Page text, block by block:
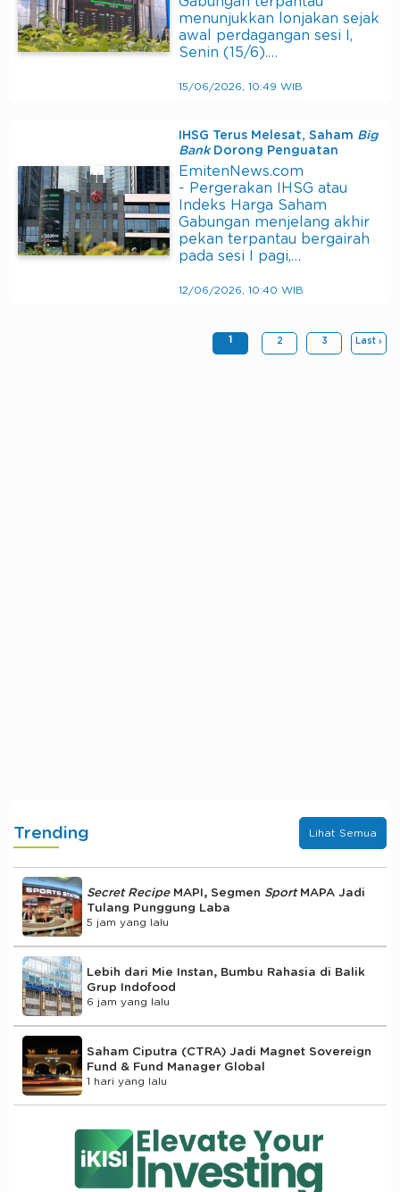
menunjukkan lonjakan sejak
awal perdagangan sesi I,
Senin (15/6).…
15/06/2026, 10:49 WIB
IHSG Terus Melesat, Saham Big
Bank Dorong Penguatan
EmitenNews.com
- Pergerakan IHSG atau
Indeks Harga Saham
Gabungan menjelang akhir
pekan terpantau bergairah
pada sesi I pagi,…
12/06/2026, 10:40 WIB
1 2 3 Last ›
Trending Lihat Semua
Secret RecipeMAPI, Segmen Sport MAPA Jadi
Tulang Punggung Laba
5 jam yang lalu
Lebih dari Mie Instan, Bumbu Rahasia di Balik
Grup Indofood
6 jam yang lalu
Saham Ciputra (CTRA) Jadi Magnet Sovereign
Fund & Fund Manager Global
1 hari yang lalu